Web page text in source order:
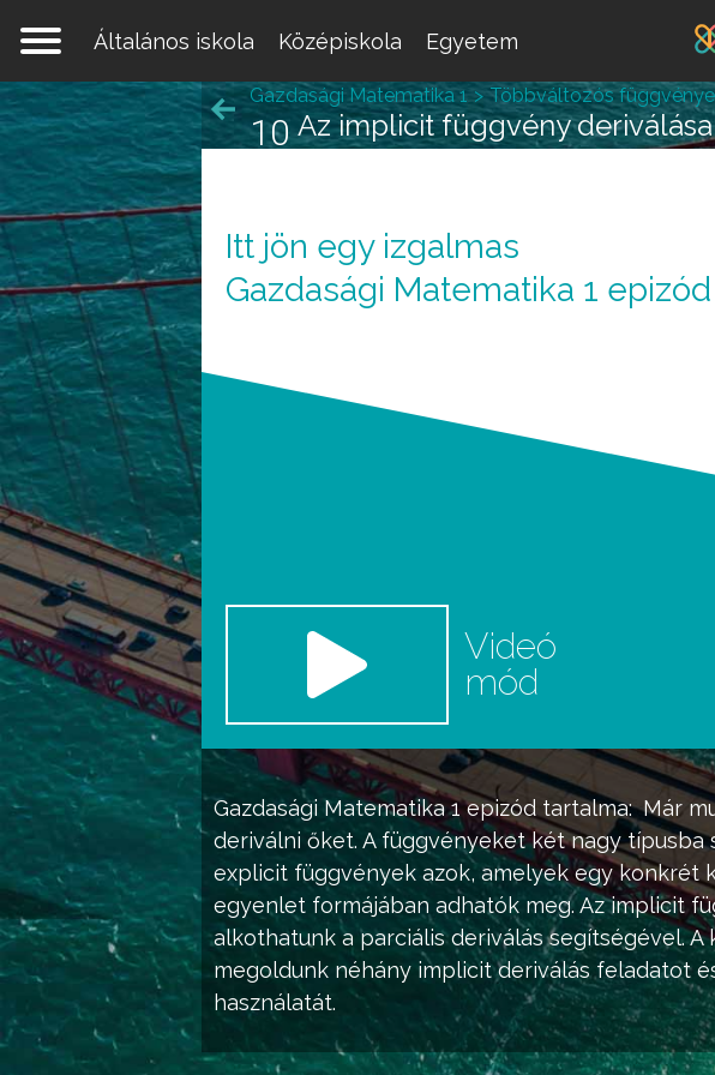
Általános iskola
Középiskola Egyetem
Gazdasági Matematika 1epizód tartalma: Már
deriválni őket. A függvényeket két nagy
explicit függvények azok, amelyek egy konkrét
egyenlet formájában adhatók meg. Az implicit
alkothatunk a parciális deriválás segítségével.
megoldunk néhány implicit deriválás feladatot
használatát.
Gazdasági Matematika 1 Többváltozós
Az implicit függvény deriválása
10
Itt jön egy izgalmas
Gazdasági Matematika 1 epizód
Videó
mód
Egy
matek